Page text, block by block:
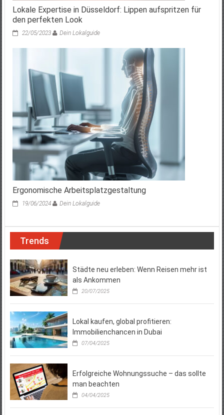
Lokale Expertise in Düsseldorf: Lippen aufspritzen für
den perfekten Look
22/05/2023 Dein Lokalguide
Ergonomische Arbeitsplatzgestaltung
19/06/2024 Dein Lokalguide
Trends
Städte neu erleben: Wenn Reisen mehr ist
als Ankommen
20/07/2025
Lokal kaufen, global profitieren:
Immobilienchancen in Dubai
07/04/2025
Erfolgreiche Wohnungssuche – das sollte
man beachten
04/04/2025